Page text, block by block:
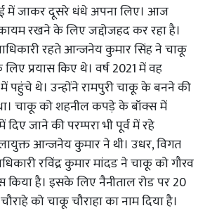
में जाकर दूसरे धंधे अपना लिए। आज
रखने के लिए जद्दोजहद कर रहा है।
रहते आन्जनेय कुमार सिंह ने चाकू
प्रयास किए थे। वर्ष 2021 में वह
पहुंचे थे। उन्होंने रामपुरी चाकू के बनने की
चाकू को शहनील कपड़े के बॉक्स में
जाने की परम्परा भी पूर्व में रहे
आन्जनेय कुमार ने थी। उधर, विगत
रविंद्र कुमार मांदड ने चाकू को गौरव
किया है। इसके लिए नैनीताल रोड पर 20
को चाकू चौराहा का नाम दिया है।